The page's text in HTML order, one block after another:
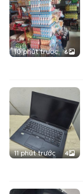
10 phút trước 6
11 phút trước 4